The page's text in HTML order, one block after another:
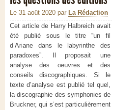
Le 31 août 2020 par La Rédaction
Cet article de Harry Halbreich avait
été publié sous le titre “un fil
d’Ariane dans le labyrinthe des
paradoxes”. Il proposait une
analyse des oeuvres et des
conseils discographiques. Si le
texte d’analyse est publié tel quel,
la discographie des symphonies de
Bruckner, qui s’est particulièrement